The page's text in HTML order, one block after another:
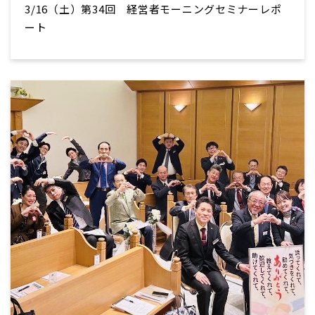
3/16（土）第34回 経営者モーニングセミナーレポ
ート